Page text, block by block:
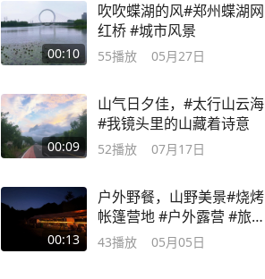
00:10
吹吹蝶湖的风#郑州蝶湖网
红桥 #城市风景
55播放 05月27日
00:09
山气日夕佳，#太行山云海
#我镜头里的山藏着诗意
52播放 07月17日
00:13
户外野餐，山野美景#烧烤
帐篷营地 #户外露营 #旅游
vlog
43播放 05月05日